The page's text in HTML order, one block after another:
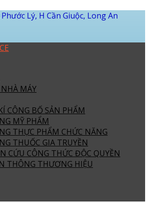
Lý, H Cần Giuộc, Long An
MÁY
CÔNG BỐ SẢN PHẨM
MỸ PHẨM
THỰC PHẨM CHỨC NĂNG
THUỐC GIA TRUYỀN
CỨU CÔNG THỨC ĐỘC QUYỀN
THÔNG THƯƠNG HIỆU